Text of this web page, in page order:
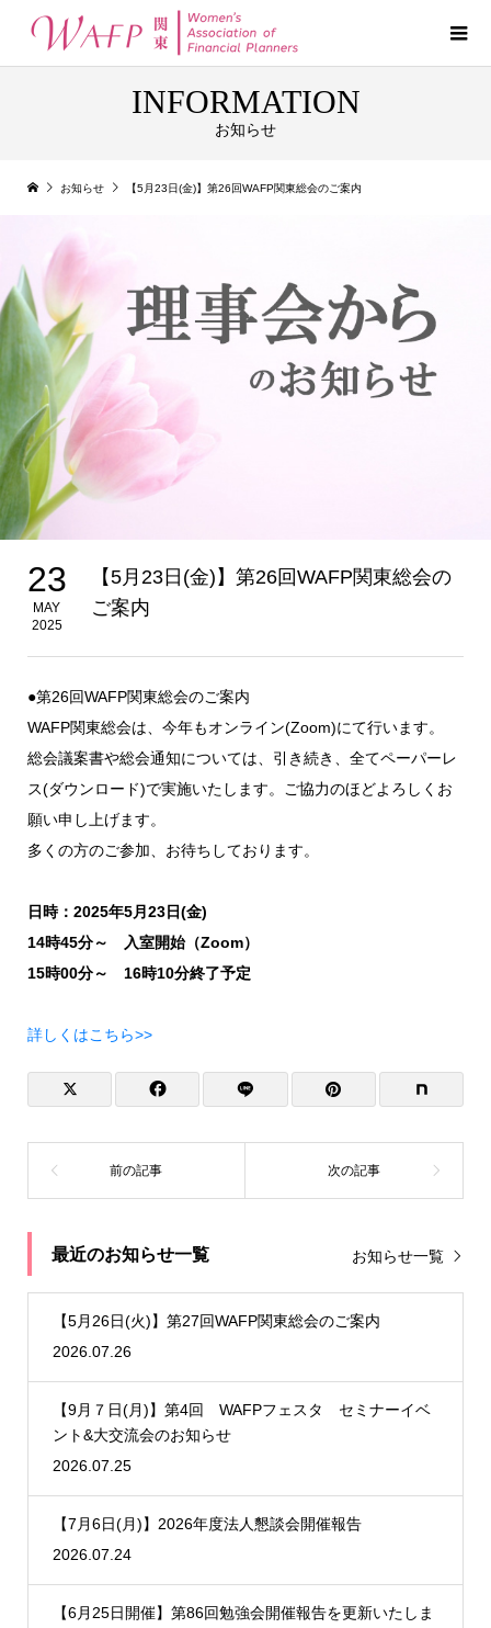
INFORMATION
お知らせ
お知らせ 【5月23日(金)】第26回WAFP関東総会のご案内
23
MAY
2025
【5月23日(金)】第26回WAFP関東総会の
ご案内
●第26回WAFP関東総会のご案内
WAFP関東総会は、今年もオンライン(Zoom)にて行います。
総会議案書や総会通知については、引き続き、全てペーパーレ
ス(ダウンロード)で実施いたします。ご協力のほどよろしくお
願い申し上げます。
多くの方のご参加、お待ちしております。
日時：2025年5月23日(金)
14時45分～ 入室開始（Zoom）
15時00分～ 16時10分終了予定
詳しくはこちら>>
最近のお知らせ一覧 お知らせ一覧
【5月26日(火)】第27回WAFP関東総会のご案内
2026.07.26
【9月７日(月)】第4回 WAFPフェスタ セミナーイベ
ント&大交流会のお知らせ
2026.07.25
【7月6日(月)】2026年度法人懇談会開催報告
2026.07.24
【6月25日開催】第86回勉強会開催報告を更新いたしま